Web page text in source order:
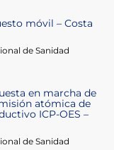
móvil – Costa
de Sanidad
en marcha de
atómica de
ICP-OES –
de Sanidad